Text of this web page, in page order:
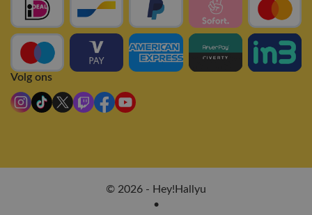
Volg ons
© 2026 - Hey!Hallyu
•